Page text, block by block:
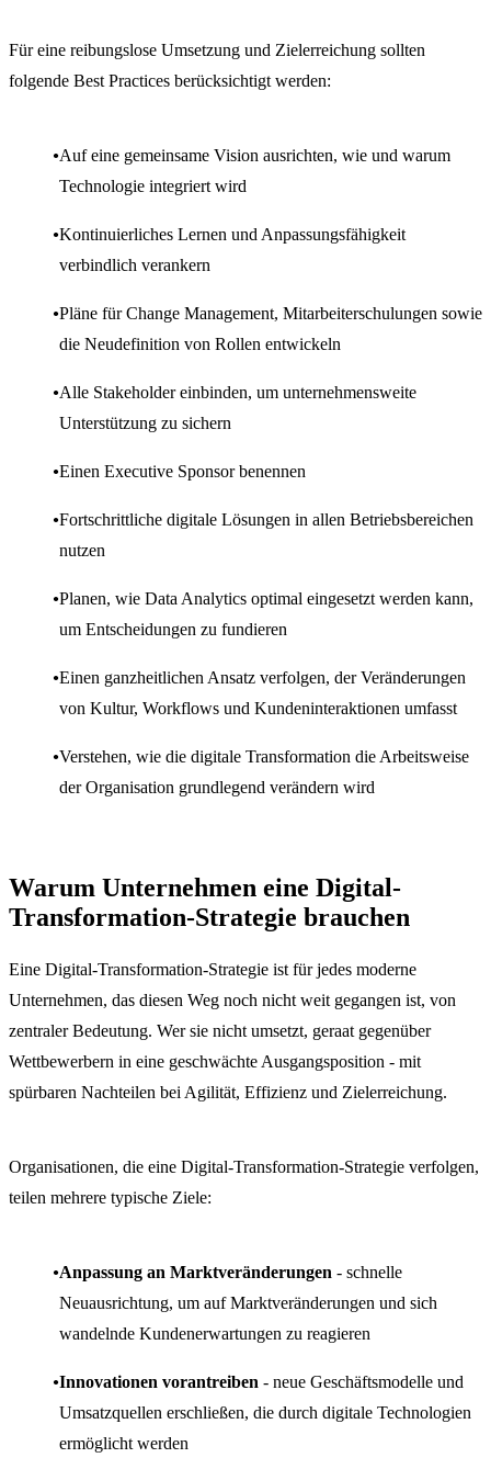
Für eine reibungslose Umsetzung und Zielerreichung sollten
folgende Best Practices berücksichtigt werden:
Auf eine gemeinsame Vision ausrichten, wie und warum
Technologie integriert wird
Kontinuierliches Lernen und Anpassungsfähigkeit
verbindlich verankern
Pläne für Change Management, Mitarbeiterschulungen sowie
die Neudefinition von Rollen entwickeln
Alle Stakeholder einbinden, um unternehmensweite
Unterstützung zu sichern
Einen Executive Sponsor benennen
Fortschrittliche digitale Lösungen in allen Betriebsbereichen
nutzen
Planen, wie Data Analytics optimal eingesetzt werden kann,
um Entscheidungen zu fundieren
Einen ganzheitlichen Ansatz verfolgen, der Veränderungen
von Kultur, Workflows und Kundeninteraktionen umfasst
Verstehen, wie die digitale Transformation die Arbeitsweise
der Organisation grundlegend verändern wird
Warum Unternehmen eine Digital-
Transformation-Strategie brauchen
Eine Digital-Transformation-Strategie ist für jedes moderne
Unternehmen, das diesen Weg noch nicht weit gegangen ist, von
zentraler Bedeutung. Wer sie nicht umsetzt, geraat gegenüber
Wettbewerbern in eine geschwächte Ausgangsposition - mit
spürbaren Nachteilen bei Agilität, Effizienz und Zielerreichung.
Organisationen, die eine Digital-Transformation-Strategie verfolgen,
teilen mehrere typische Ziele:
Anpassung an Marktveränderungen - schnelle
Neuausrichtung, um auf Marktveränderungen und sich
wandelnde Kundenerwartungen zu reagieren
Innovationen vorantreiben - neue Geschäftsmodelle und
Umsatzquellen erschließen, die durch digitale Technologien
ermöglicht werden